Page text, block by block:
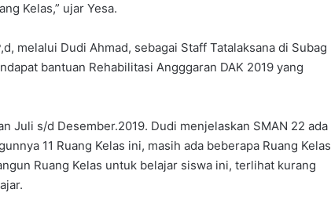
Kelas,” ujar Yesa.
melalui Dudi Ahmad, sebagai Staff Tatalaksana di Subag
bantuan Rehabilitasi Angggaran DAK 2019 yang
Juli s/d Desember.2019. Dudi menjelaskan SMAN 22 ada
11 Ruang Kelas ini, masih ada beberapa Ruang Kelas
Ruang Kelas untuk belajar siswa ini, terlihat kurang